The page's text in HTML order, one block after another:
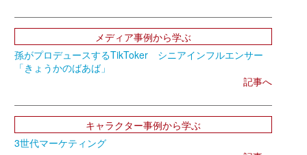
メディア事例から学ぶ
孫がプロデュースするTikToker シニアインフルエンサー
「きょうかのばあば」
記事へ
キャラクター事例から学ぶ
3世代マーケティング